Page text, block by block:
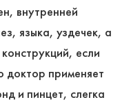
внутренней
языка, уздечек, а
если
доктор применяет
и пинцет, слегка